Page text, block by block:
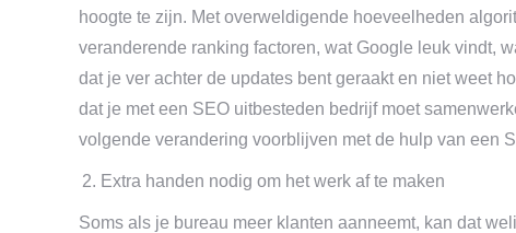
hoogte te zijn. Met overweldigende hoeveelheden
veranderende ranking factoren, wat Google leuk vindt,
dat je ver achter de updates bent geraakt en niet weet
dat je met een SEO uitbesteden bedrijf moet
volgende verandering voorblijven met de hulp van een
Extra handen nodig om het werk af te maken
Soms als je bureau meer klanten aanneemt, kan dat